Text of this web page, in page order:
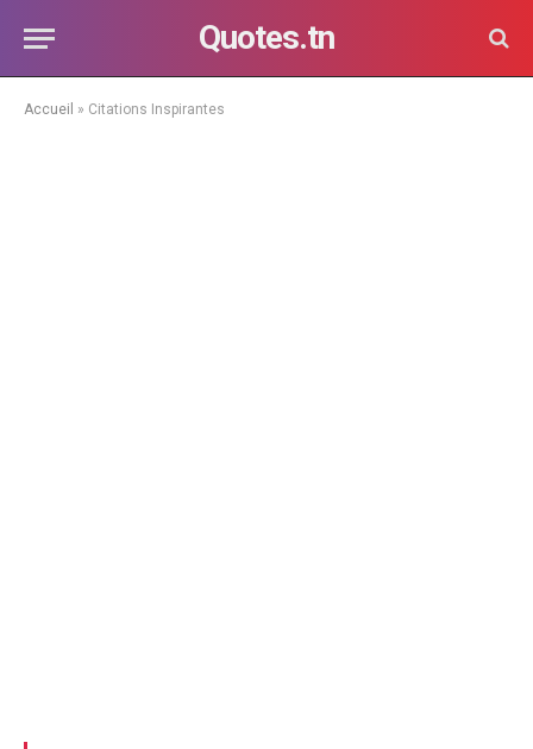
Quotes.tn
Accueil » Citations Inspirantes